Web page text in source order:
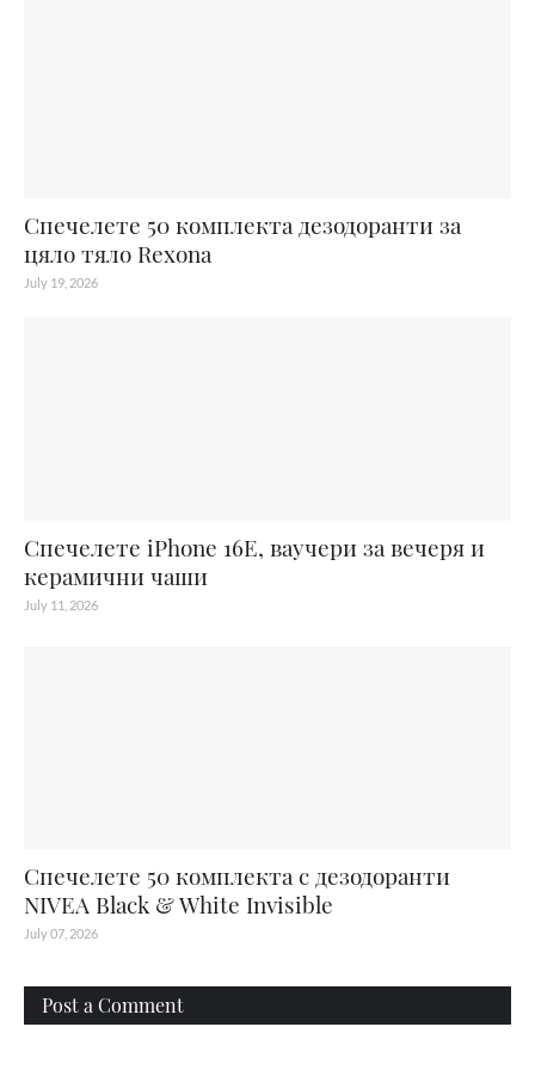
Спечелете 50 комплекта дезодоранти за
цяло тяло Rexona
July 19, 2026
Спечелете iPhone 16E, ваучери за вечеря и
керамични чаши
July 11, 2026
Спечелете 50 комплекта с дезодоранти
NIVEA Black & White Invisible
July 07, 2026
Post a Comment